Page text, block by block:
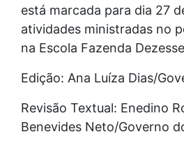
está marcada para dia 27
atividades ministradas no
na Escola Fazenda
Edição: Ana Luíza Dias/
Revisão Textual: Enedino
Benevides Neto/Governo